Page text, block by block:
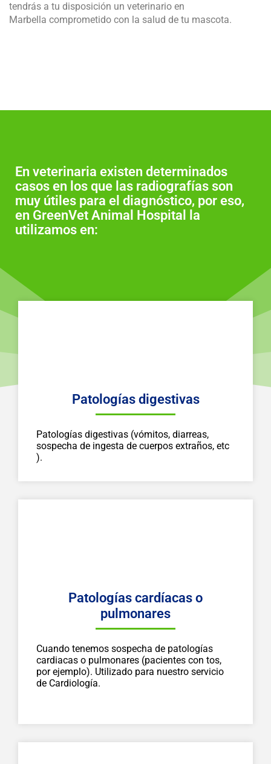
tendrás a tu disposición un veterinario en
Marbella comprometido con la salud de tu mascota.
En veterinaria existen determinados
casos en los que las radiografías son
muy útiles para el diagnóstico, por eso,
en GreenVet Animal Hospital la
utilizamos en:
Patologías digestivas
Patologías digestivas (vómitos, diarreas,
sospecha de ingesta de cuerpos extraños, etc
).
Patologías cardíacas o
pulmonares
Cuando tenemos sospecha de patologías
cardiacas o pulmonares (pacientes con tos,
por ejemplo). Utilizado para nuestro servicio
de Cardiología.